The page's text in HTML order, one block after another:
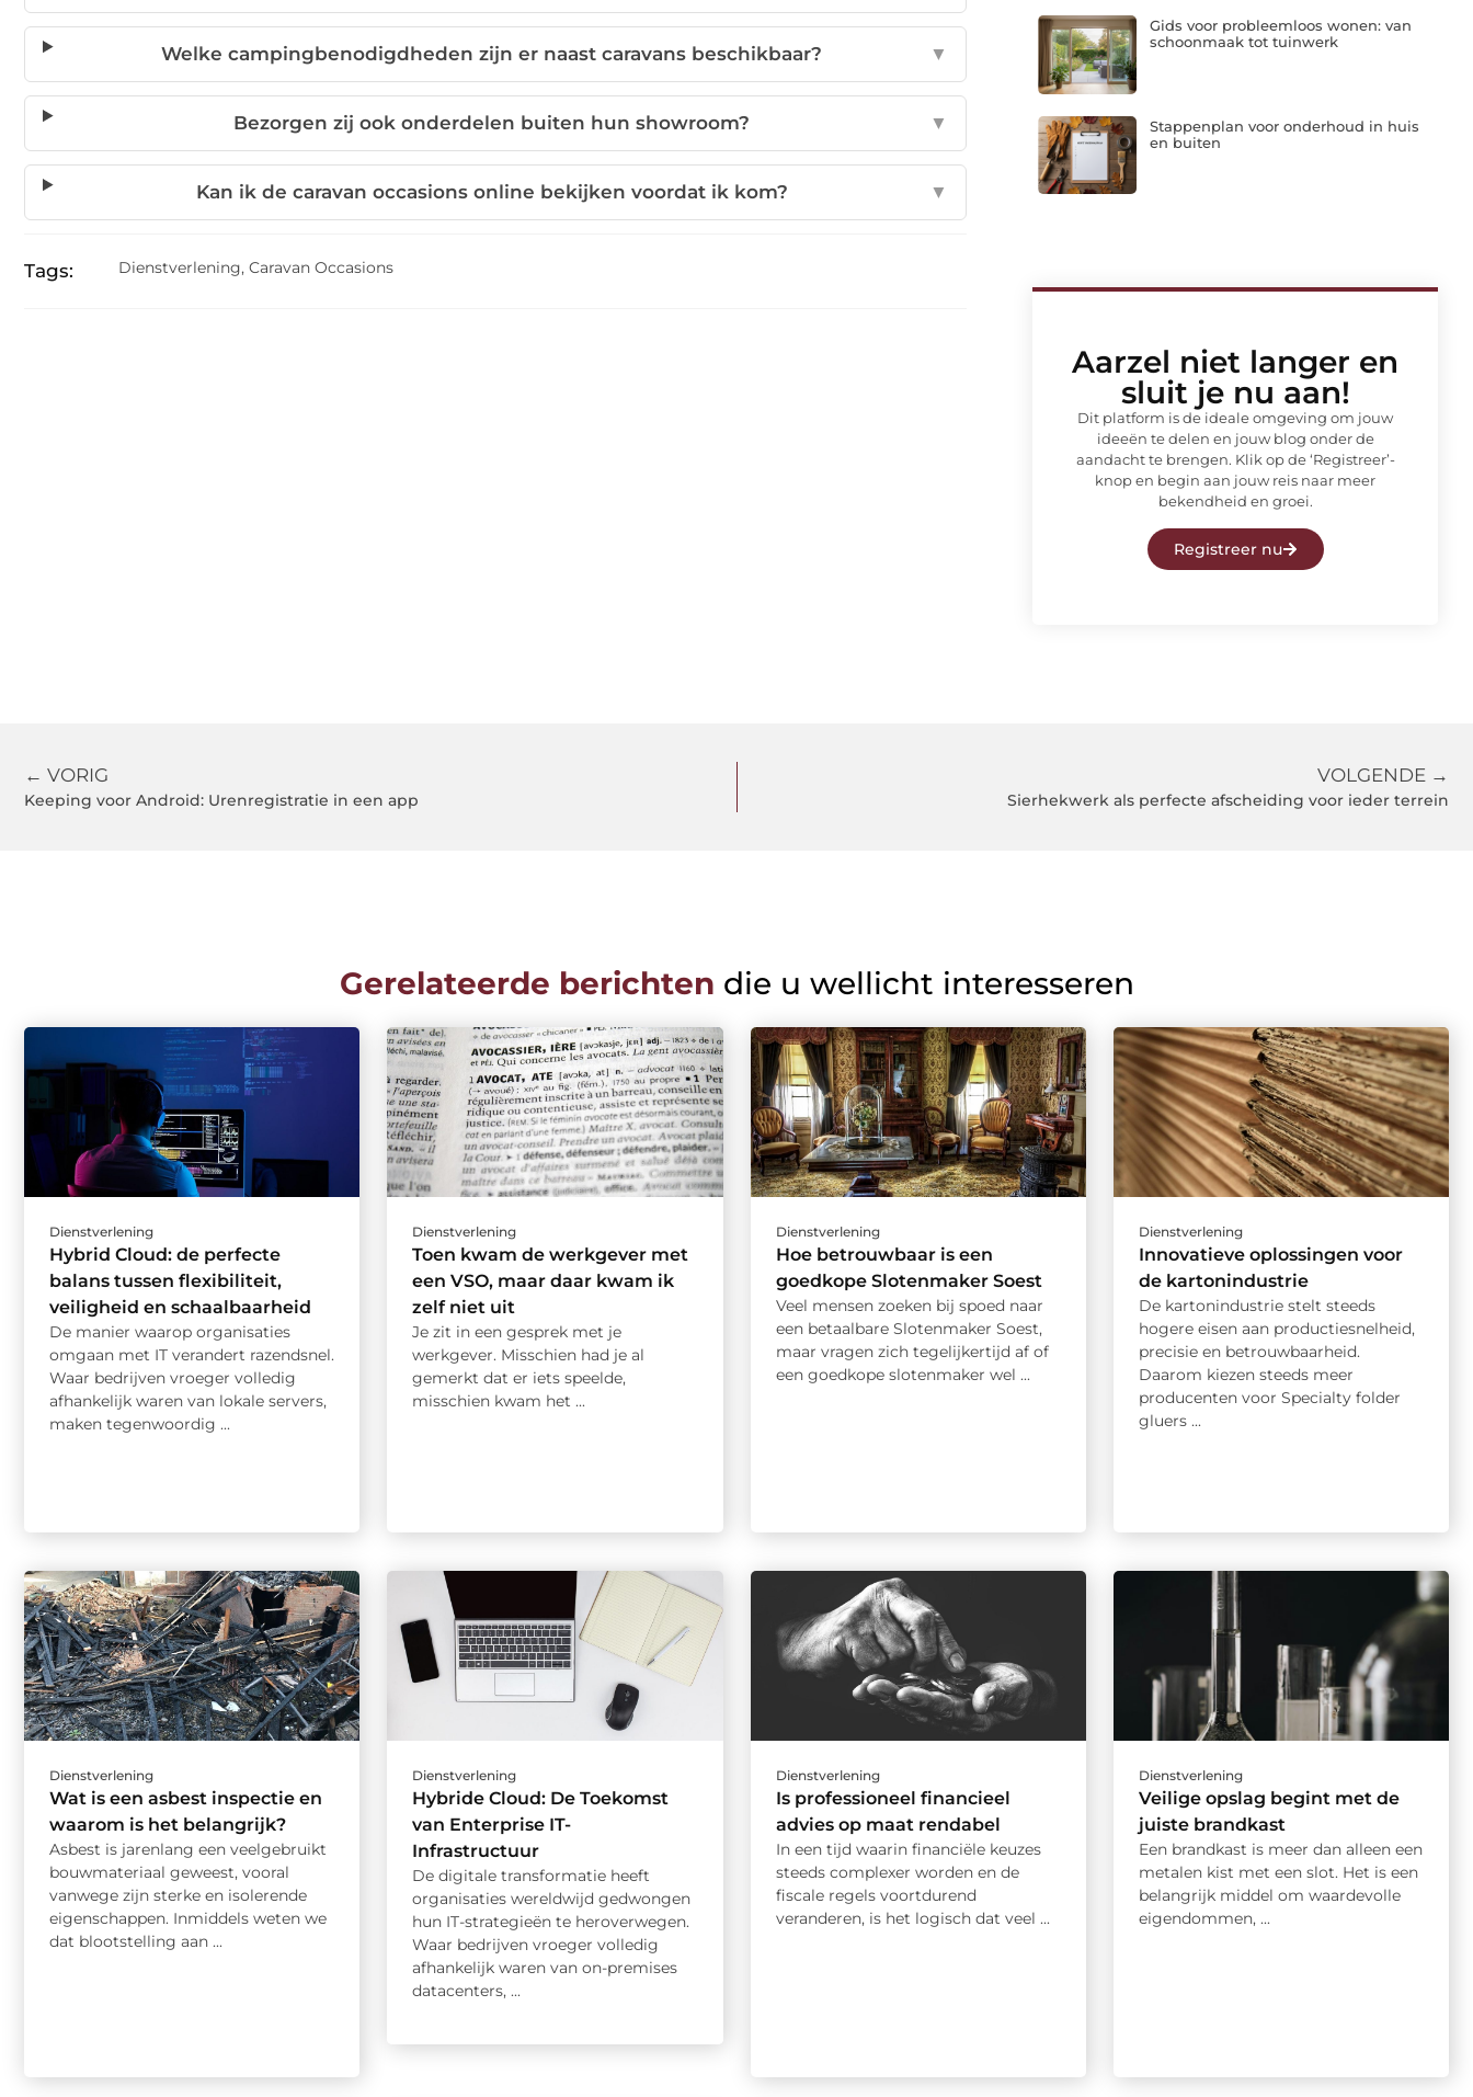
Welke campingbenodigdheden zijn er naast caravans beschikbaar? ▼
Bezorgen zij ook onderdelen buiten hun showroom? ▼
Kan ik de caravan occasions online bekijken voordat ik kom? ▼
Tags: Dienstverlening, Caravan Occasions
Gids voor probleemloos wonen: van
schoonmaak tot tuinwerk
Stappenplan voor onderhoud in huis
en buiten
Aarzel niet langer en
sluit je nu aan!
Dit platform is de ideale omgeving om jouw
ideeën te delen en jouw blog onder de
aandacht te brengen. Klik op de ‘Registreer’-
knop en begin aan jouw reis naar meer
bekendheid en groei.
Registreer nu
← VORIG
Keeping voor Android: Urenregistratie in een app
VOLGENDE →
Sierhekwerk als perfecte afscheiding voor ieder terrein
Gerelateerde berichten die u wellicht interesseren
Dienstverlening
Hybrid Cloud: de perfecte
balans tussen flexibiliteit,
veiligheid en schaalbaarheid
De manier waarop organisaties
omgaan met IT verandert razendsnel.
Waar bedrijven vroeger volledig
afhankelijk waren van lokale servers,
maken tegenwoordig ...
Dienstverlening
Toen kwam de werkgever met
een VSO, maar daar kwam ik
zelf niet uit
Je zit in een gesprek met je
werkgever. Misschien had je al
gemerkt dat er iets speelde,
misschien kwam het ...
Dienstverlening
Hoe betrouwbaar is een
goedkope Slotenmaker Soest
Veel mensen zoeken bij spoed naar
een betaalbare Slotenmaker Soest,
maar vragen zich tegelijkertijd af of
een goedkope slotenmaker wel ...
Dienstverlening
Innovatieve oplossingen voor
de kartonindustrie
De kartonindustrie stelt steeds
hogere eisen aan productiesnelheid,
precisie en betrouwbaarheid.
Daarom kiezen steeds meer
producenten voor Specialty folder
gluers ...
Dienstverlening
Wat is een asbest inspectie en
waarom is het belangrijk?
Asbest is jarenlang een veelgebruikt
bouwmateriaal geweest, vooral
vanwege zijn sterke en isolerende
eigenschappen. Inmiddels weten we
dat blootstelling aan ...
Dienstverlening
Hybride Cloud: De Toekomst
van Enterprise IT-
Infrastructuur
De digitale transformatie heeft
organisaties wereldwijd gedwongen
hun IT-strategieën te heroverwegen.
Waar bedrijven vroeger volledig
afhankelijk waren van on-premises
datacenters, ...
Dienstverlening
Is professioneel financieel
advies op maat rendabel
In een tijd waarin financiële keuzes
steeds complexer worden en de
fiscale regels voortdurend
veranderen, is het logisch dat veel ...
Dienstverlening
Veilige opslag begint met de
juiste brandkast
Een brandkast is meer dan alleen een
metalen kist met een slot. Het is een
belangrijk middel om waardevolle
eigendommen, ...